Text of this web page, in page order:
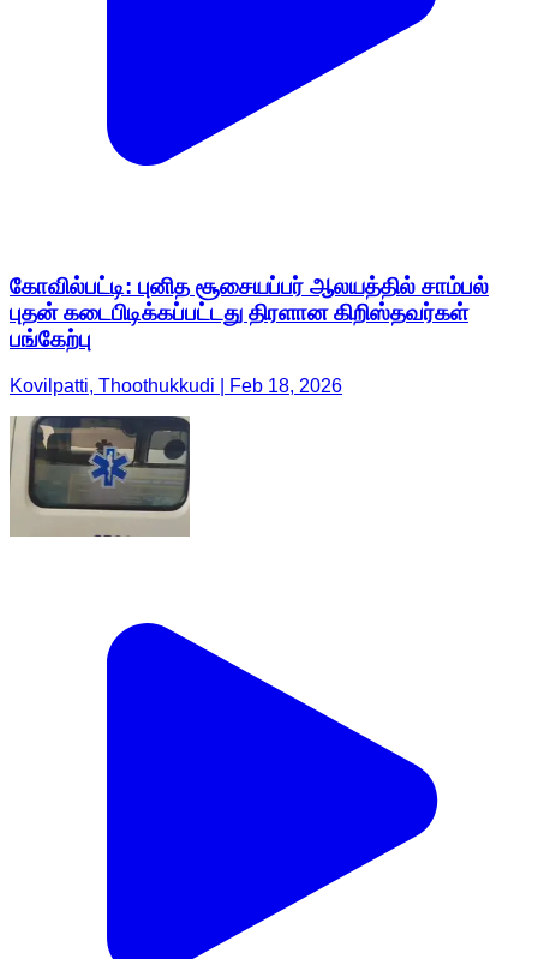
கோவில்பட்டி: புனித சூசையப்பர் ஆலயத்தில் சாம்பல்
புதன் கடைபிடிக்கப்பட்டது திரளான கிறிஸ்தவர்கள்
பங்கேற்பு
Kovilpatti, Thoothukkudi | Feb 18, 2026